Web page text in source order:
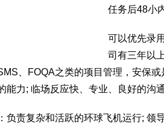
任务后48小
可以优先录
司有三年以
、FOQA之类的项目管理，安保
能力; 临场反应快、专业、良好的沟
负责复杂和活跃的环球飞机运行; 领